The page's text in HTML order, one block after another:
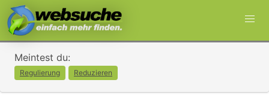
Meintest du:
Regulierung Reduzieren